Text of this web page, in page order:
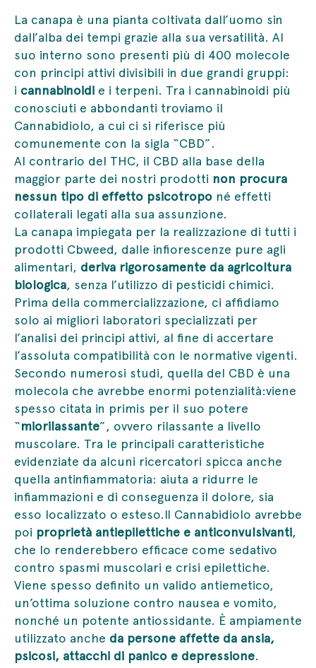
La canapa è una pianta coltivata dall’uomo sin
dall’alba dei tempi grazie alla sua versatilità. Al
suo interno sono presenti più di 400 molecole
con principi attivi divisibili in due grandi gruppi:
i cannabinoidi e i terpeni. Tra i cannabinoidi più
conosciuti e abbondanti troviamo il
Cannabidiolo, a cui ci si riferisce più
comunemente con la sigla “CBD”.
Al contrario del THC, il CBD alla base della
maggior parte dei nostri prodotti non procura
nessun tipo di effetto psicotropo né effetti
collaterali legati alla sua assunzione.
La canapa impiegata per la realizzazione di tutti i
prodotti Cbweed, dalle infiorescenze pure agli
alimentari, deriva rigorosamente da agricoltura
biologica, senza l’utilizzo di pesticidi chimici.
Prima della commercializzazione, ci affidiamo
solo ai migliori laboratori specializzati per
l’analisi dei principi attivi, al fine di accertare
l’assoluta compatibilità con le normative vigenti.
Secondo numerosi studi, quella del CBD è una
molecola che avrebbe enormi potenzialità:viene
spesso citata in primis per il suo potere
“miorilassante”, ovvero rilassante a livello
muscolare. Tra le principali caratteristiche
evidenziate da alcuni ricercatori spicca anche
quella antinfiammatoria: aiuta a ridurre le
infiammazioni e di conseguenza il dolore, sia
esso localizzato o esteso.Il Cannabidiolo avrebbe
poi proprietà antiepilettiche e anticonvulsivanti,
che lo renderebbero efficace come sedativo
contro spasmi muscolari e crisi epilettiche.
Viene spesso definito un valido antiemetico,
un’ottima soluzione contro nausea e vomito,
nonché un potente antiossidante. È ampiamente
utilizzato anche da persone affette da ansia,
psicosi, attacchi di panico e depressione.